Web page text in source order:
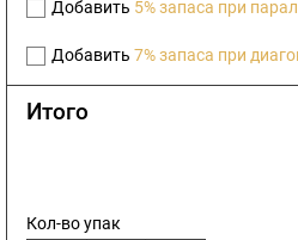
Добавить 5% запаса при
Добавить 7% запаса при
Итого
Кол-во упак